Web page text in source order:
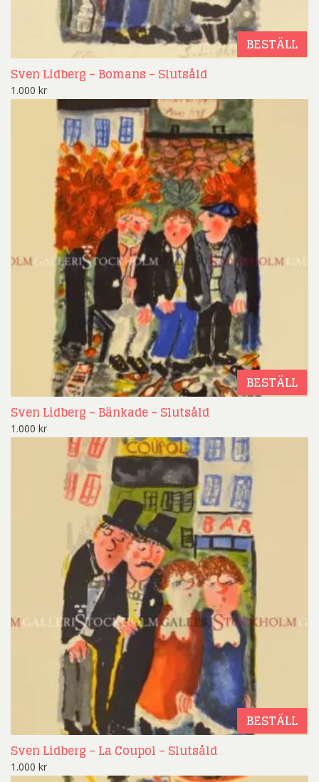
BESTÄLL
Sven Lidberg – Bomans – Slutsåld
1.000 kr
BESTÄLL
Sven Lidberg – Bänkade – Slutsåld
1.000 kr
BESTÄLL
Sven Lidberg – La Coupol – Slutsåld
1.000 kr